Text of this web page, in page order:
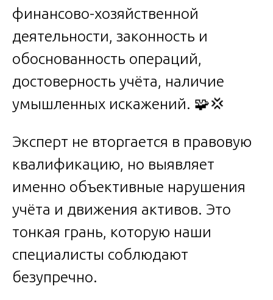
финансово-хозяйственной
деятельности, законность и
обоснованность операций,
достоверность учёта, наличие
умышленных искажений. 🧩💢
Эксперт не вторгается в правовую
квалификацию, но выявляет
именно объективные нарушения
учёта и движения активов. Это
тонкая грань, которую наши
специалисты соблюдают
безупречно.